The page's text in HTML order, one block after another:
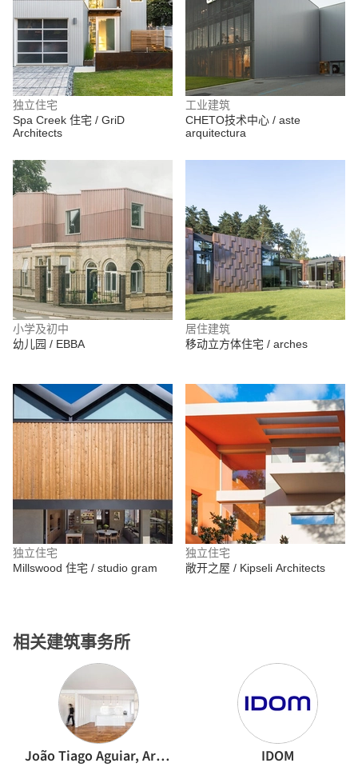
独立住宅
Spa Creek 住宅 / GriD
Architects
工业建筑
CHETO技术中心 / aste
arquitectura
小学及初中
幼儿园 / EBBA
居住建筑
移动立方体住宅 / arches
独立住宅
Millswood 住宅 / studio gram
相关建筑事务所
João Tiago Aguiar, Arquitectos IDOM
独立住宅
敞开之屋 / Kipseli Architects